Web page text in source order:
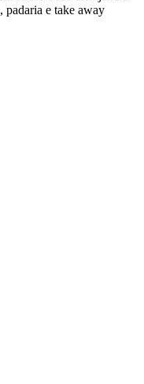
padaria e take away